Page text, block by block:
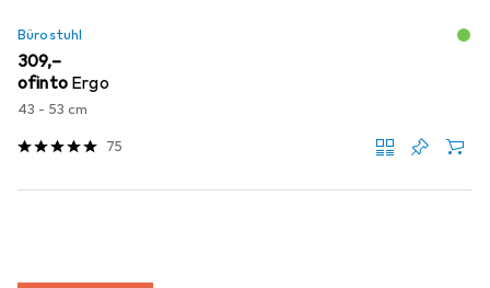
Bürostuhl
EUR
309,–
ofinto Ergo
43 - 53 cm
75